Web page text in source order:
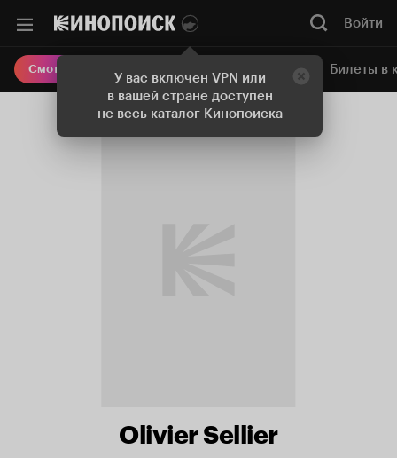
У вас включен VPN или
в вашей стране доступен
не весь каталог Кинопоиска
Войти
Смотреть кино Онлайн-кинотеатр Билеты в
Olivier Sellier